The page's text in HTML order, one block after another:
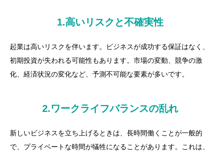
1.高いリスクと不確実性
起業は高いリスクを伴います。ビジネスが成功する保証はなく、
初期投資が失われる可能性もあります。市場の変動、競争の激
化、経済状況の変化など、予測不可能な要素が多いです。
2.ワークライフバランスの乱れ
新しいビジネスを立ち上げるときは、長時間働くことが一般的
で、プライベートな時間が犠牲になることがあります。これは、